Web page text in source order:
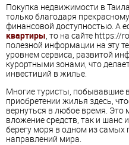
Покупка недвижимости в
только благодаря
финансовой доступностью. А
квартиры, то на сайте https://
полезной информации на эту
уровнем сервиса, развитой
курортными зонами, что
инвестиций в жилье.
Многие туристы, побывавшие
приобретении жилья здесь,
вернуться в любое время. Это
вложение средств, так и шанс
берегу моря в одном из самых
направлений мира.